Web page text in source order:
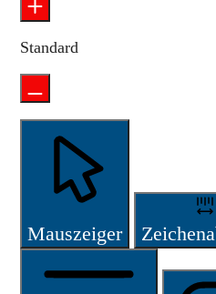
Standard
Mauszeiger